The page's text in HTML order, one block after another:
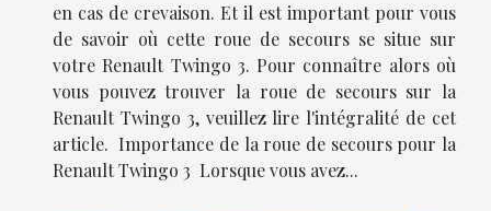
en cas de crevaison. Et il est important pour vous
de savoir où cette roue de secours se situe sur
votre Renault Twingo 3. Pour connaître alors où
vous pouvez trouver la roue de secours sur la
Renault Twingo 3, veuillez lire l'intégralité de cet
article. Importance de la roue de secours pour la
Renault Twingo 3 Lorsque vous avez...